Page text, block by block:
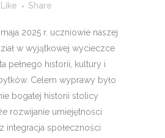
Like Share
2025 r. uczniowie naszej
w wyjątkowej wycieczce
pełnego historii, kultury i
Celem wyprawy było
bogatej historii stolicy
rozwijanie umiejętności
integracja społeczności